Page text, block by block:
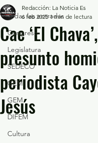
Todas las entradas
Congreso
Legislatura
SEDECO
GEM
GEM
DIFEM
Cultura
Cae ‘El Chava’,
presunto
periodista
Jesús
Redacción: La Noticia Es
6 feb 2025 1 min de lectura